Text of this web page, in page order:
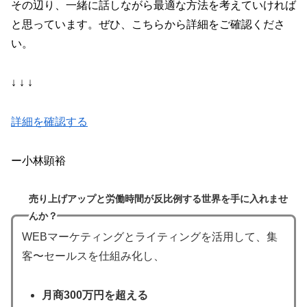
その辺り、一緒に話しながら最適な方法を考えていければ
と思っています。ぜひ、こちらから詳細をご確認くださ
い。
↓ ↓ ↓
詳細を確認する
ー小林顕裕
売り上げアップと労働時間が反比例する世界を手に入れませ
んか？
WEBマーケティングとライティングを活用して、集
客〜セールスを仕組み化し、
月商300万円を超える